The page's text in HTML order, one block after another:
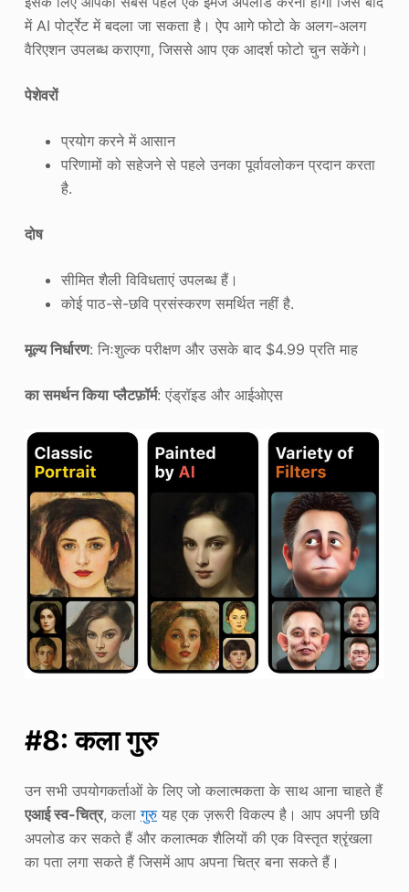
में AI पोर्ट्रेट में बदला जा सकता है। ऐप आगे फोटो के अलग-अलग
वैरिएशन उपलब्ध कराएगा, जिससे आप एक आदर्श फोटो चुन सकेंगे।
पेशेवरों
प्रयोग करने में आसान
परिणामों को सहेजने से पहले उनका पूर्वावलोकन प्रदान करता
है.
दोष
सीमित शैली विविधताएं उपलब्ध हैं।
कोई पाठ-से-छवि प्रसंस्करण समर्थित नहीं है.
मूल्य निर्धारण: निःशुल्क परीक्षण और उसके बाद $4.99 प्रति माह
का समर्थन किया प्लैटफ़ॉर्म: एंड्रॉइड और आईओएस
#8: कला गुरु
उन सभी उपयोगकर्ताओं के लिए जो कलात्मकता के साथ आना चाहते हैं
एआई स्व-चित्र, कलागुरुयह एक ज़रूरी विकल्प है। आप अपनी छवि
अपलोड कर सकते हैं और कलात्मक शैलियों की एक विस्तृत श्रृंखला
का पता लगा सकते हैं जिसमें आप अपना चित्र बना सकते हैं।